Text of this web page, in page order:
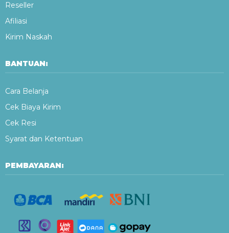
Reseller
Afiliasi
Kirim Naskah
BANTUAN:
Cara Belanja
Cek Biaya Kirim
Cek Resi
Syarat dan Ketentuan
PEMBAYARAN: